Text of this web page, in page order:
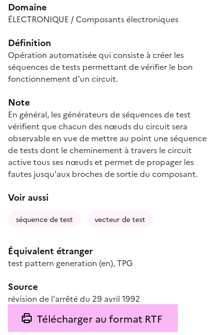
Domaine
ÉLECTRONIQUE / Composants électroniques
Définition
Opération automatisée qui consiste à créer les
séquences de tests permettant de vérifier le bon
fonctionnement d'un circuit.
Note
En général, les générateurs de séquences de test
vérifient que chacun des nœuds du circuit sera
observable en vue de mettre au point une séquence
de tests dont le cheminement à travers le circuit
active tous ses nœuds et permet de propager les
fautes jusqu'aux broches de sortie du composant.
Voir aussi
séquence de test vecteur de test
Équivalent étranger
test pattern generation (en),TPG
Source
révision de l'arrêté du 29 avril 1992
Télécharger au format RTF